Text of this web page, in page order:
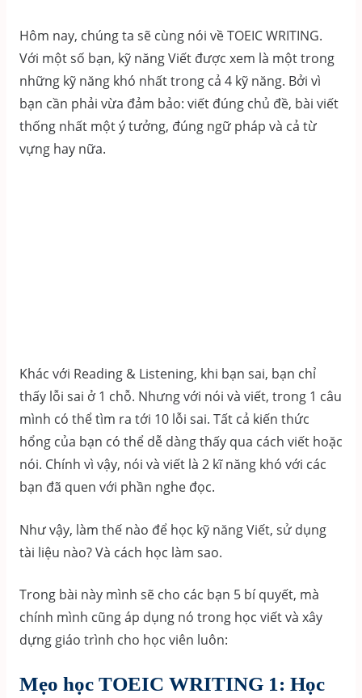
Hôm nay, chúng ta sẽ cùng nói về TOEIC WRITING.
Với một số bạn, kỹ năng Viết được xem là một trong
những kỹ năng khó nhất trong cả 4 kỹ năng. Bởi vì
bạn cần phải vừa đảm bảo: viết đúng chủ đề, bài viết
thống nhất một ý tưởng, đúng ngữ pháp và cả từ
vựng hay nữa.
Khác với Reading & Listening, khi bạn sai, bạn chỉ
thấy lỗi sai ở 1 chỗ. Nhưng với nói và viết, trong 1 câu
mình có thể tìm ra tới 10 lỗi sai. Tất cả kiến thức
hổng của bạn có thể dễ dàng thấy qua cách viết hoặc
nói. Chính vì vậy, nói và viết là 2 kĩ năng khó với các
bạn đã quen với phần nghe đọc.
Như vậy, làm thế nào để học kỹ năng Viết, sử dụng
tài liệu nào? Và cách học làm sao.
Trong bài này mình sẽ cho các bạn 5 bí quyết, mà
chính mình cũng áp dụng nó trong học viết và xây
dựng giáo trình cho học viên luôn:
Mẹo học TOEIC WRITING 1: Học